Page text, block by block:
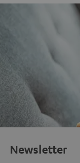
Newsletter